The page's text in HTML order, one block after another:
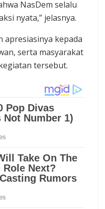
NasDem selalu
nyata,” jelasnya.
apresiasinya kepada
serta masyarakat
tersebut.